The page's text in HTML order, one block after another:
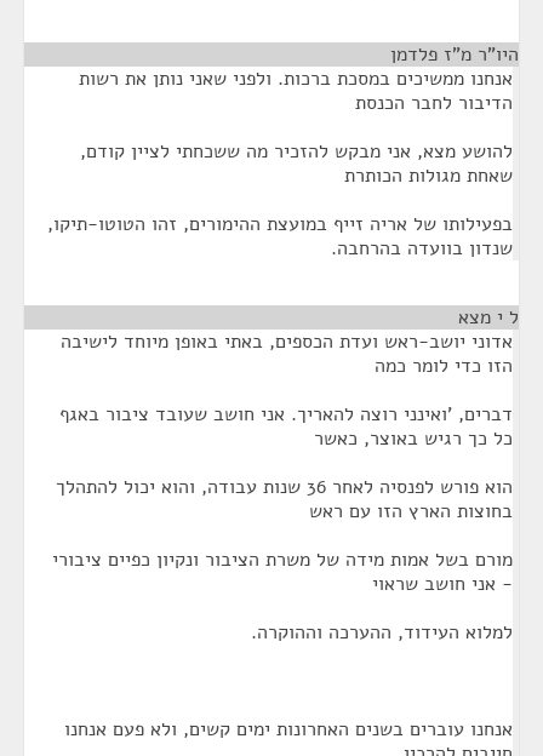
היו"ר מ"ז פלדמן
אנחנו ממשיכים במסכת ברכות. ולפני שאני נותן את רשות
הדיבור לחבר הכנסת
להושע מצא, אני מבקש להזכיר מה ששכחתי לציין קודם,
שאחת מגולות הכותרת
בפעילותו של אריה זייף במועצת ההימורים, זהו הטוטו-תיקו,
שנדון בוועדה בהרחבה.
ל י מצא
אדוני יושב-ראש ועדת הכספים, באתי באופן מיוחד לישיבה
הזו כדי לומר כמה
דברים, 'ואינני רוצה להאריך. אני חושב שעובד ציבור באגף
כל כך רגיש באוצר, כאשר
הוא פורש לפנסיה לאחר 36 שנות עבודה, והוא יכול להתהלך
בחוצות הארץ הזו עם ראש
מורם בשל אמות מידה של משרת הציבור ונקיון כפיים ציבורי
- אני חושב שראוי
למלוא העידוד, ההערכה וההוקרה.
אנחנו עוברים בשנים האחרונות ימים קשים, ולא פעם אנחנו